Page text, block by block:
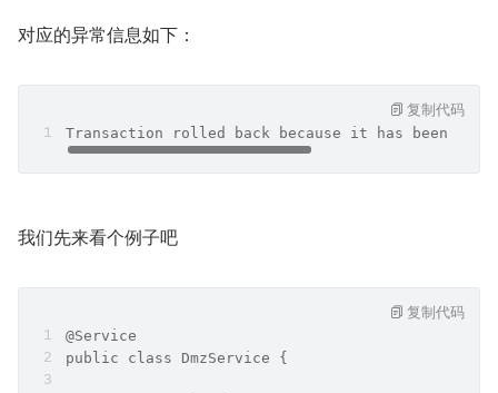
对应的异常信息如下：
Transaction rolled back because it has been
复制代码
我们先来看个例子吧
@Service
public class DmzService {
复制代码